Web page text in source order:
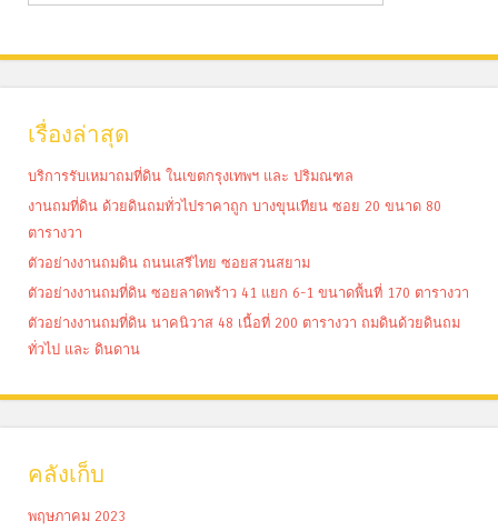
เรื่องล่าสุด
บริการรับเหมาถมที่ดิน ในเขตกรุงเทพฯ และ ปริมณฑล
งานถมที่ดิน ด้วยดินถมทั่วไปราคาถูก บางขุนเทียน ซอย 20 ขนาด 80
ตารางวา
ตัวอย่างงานถมดิน ถนนเสรีไทย ซอยสวนสยาม
ตัวอย่างงานถมที่ดิน ซอยลาดพร้าว 41 แยก 6-1 ขนาดพื้นที่ 170 ตารางวา
ตัวอย่างงานถมที่ดิน นาคนิวาส 48 เนื้อที่ 200 ตารางวา ถมดินด้วยดินถม
ทั่วไป และ ดินดาน
คลังเก็บ
พฤษภาคม 2023